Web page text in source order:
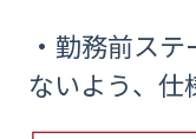
・勤務前ス
ないよう、仕